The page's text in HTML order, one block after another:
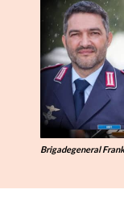
Brigadegeneral